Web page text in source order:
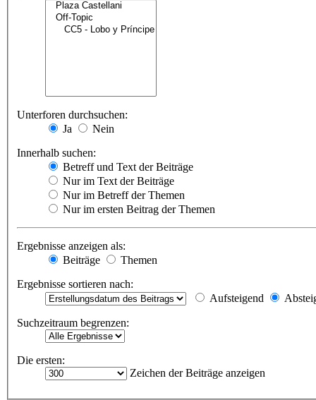
Unterforen durchsuchen:
Ja
Nein
Innerhalb suchen:
Betreff und Text der Beiträge
Nur im Text der Beiträge
Nur im Betreff der Themen
Nur im ersten Beitrag der Themen
Ergebnisse anzeigen als:
Beiträge
Themen
Ergebnisse sortieren nach:
Aufsteigend
Suchzeitraum begrenzen:
Die ersten:
Zeichen der Beiträge anzeigen